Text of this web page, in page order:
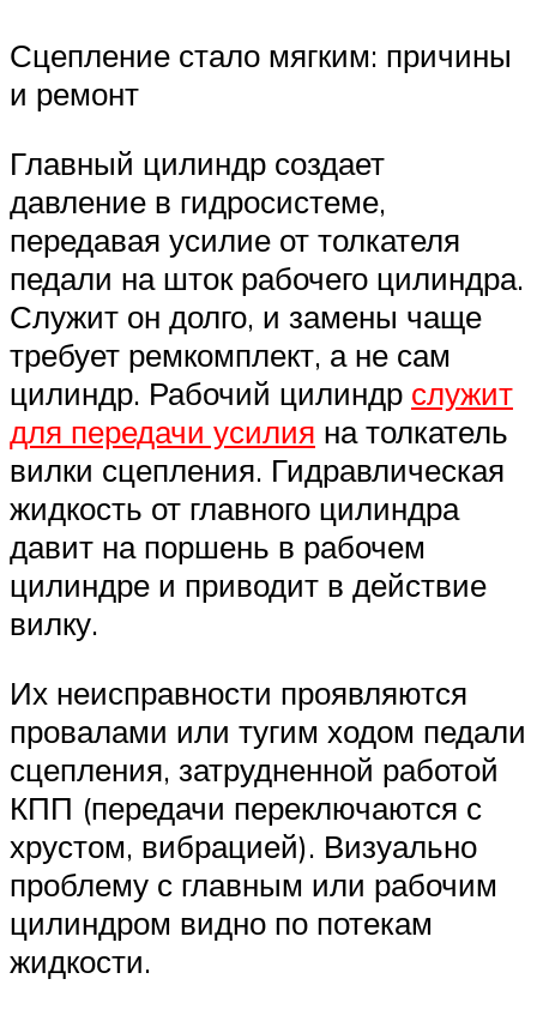
Сцепление стало мягким: причины
и ремонт
Главный цилиндр создает
давление в гидросистеме,
передавая усилие от толкателя
педали на шток рабочего цилиндра.
Служит он долго, и замены чаще
требует ремкомплект, а не сам
цилиндр. Рабочий цилиндр служит
для передачи усилия на толкатель
вилки сцепления. Гидравлическая
жидкость от главного цилиндра
давит на поршень в рабочем
цилиндре и приводит в действие
вилку.
Их неисправности проявляются
провалами или тугим ходом педали
сцепления, затрудненной работой
КПП (передачи переключаются с
хрустом, вибрацией). Визуально
проблему с главным или рабочим
цилиндром видно по потекам
жидкости.